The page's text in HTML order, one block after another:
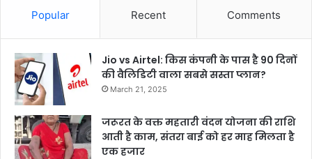
Popular Recent Comments
Jio vs Airtel: किस कंपनी के पास है 90 दिनों
की वैलिडिटी वाला सबसे सस्ता प्लान?
March 21, 2025
जरूरत के वक्त महतारी वंदन योजना की राशि
आती है काम, संतरा बाई को हर माह मिलता है
एक हजार